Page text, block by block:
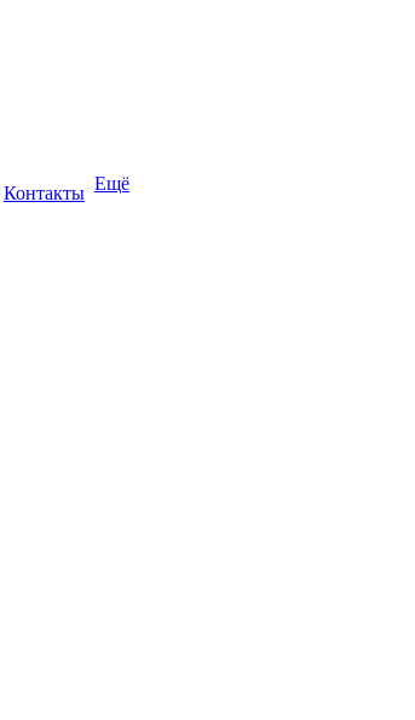
Контакты Ещё